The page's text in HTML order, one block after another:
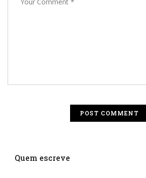
Quem escreve